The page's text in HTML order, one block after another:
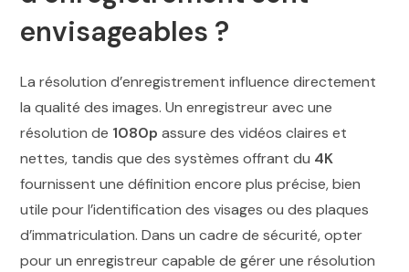
envisageables ?
La résolution d’enregistrement influence directement
la qualité des images. Un enregistreur avec une
résolution de 1080p assure des vidéos claires et
nettes, tandis que des systèmes offrant du 4K
fournissent une définition encore plus précise, bien
utile pour l’identification des visages ou des plaques
d’immatriculation. Dans un cadre de sécurité, opter
pour un enregistreur capable de gérer une résolution